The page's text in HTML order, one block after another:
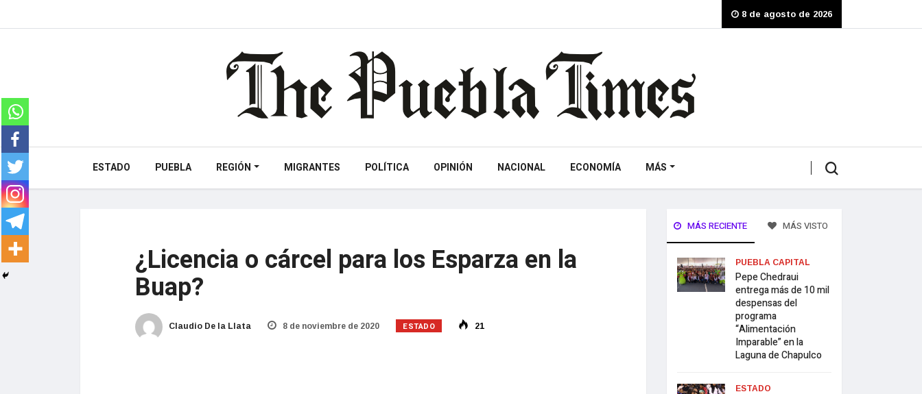
8 de agosto de 2026
ESTADO PUEBLA REGIÓN MIGRANTES POLÍTICA OPINIÓN NACIONAL ECONOMÍA MÁS
¿Licencia o cárcel para los Esparza en la
Buap?
Claudio De la Llata 8 de noviembre de 2020 ESTADO 21
MÁS RECIENTE MÁS VISTO
PUEBLA CAPITAL
Pepe Chedraui
entrega más de 10 mil
despensas del
programa
“Alimentación
Imparable” en la
Laguna de Chapulco
ESTADO